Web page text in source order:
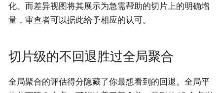
化。而差异视图将其展示为急需帮助的切片上的明确增
量，审查者可以据此给予相应的认可。
切片级的不回退胜过全局聚合
全局聚合的评估得分隐藏了你最想看到的回退。全局平